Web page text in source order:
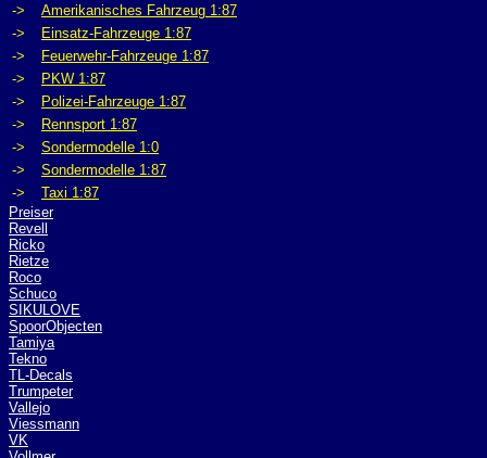
->
Amerikanisches Fahrzeug 1:87
->
Einsatz-Fahrzeuge 1:87
->
Feuerwehr-Fahrzeuge 1:87
->
PKW 1:87
->
Polizei-Fahrzeuge 1:87
->
Rennsport 1:87
->
Sondermodelle 1:0
->
Sondermodelle 1:87
->
Taxi 1:87
Preiser
Revell
Ricko
Rietze
Roco
Schuco
SIKULOVE
SpoorObjecten
Tamiya
Tekno
TL-Decals
Trumpeter
Vallejo
Viessmann
VK